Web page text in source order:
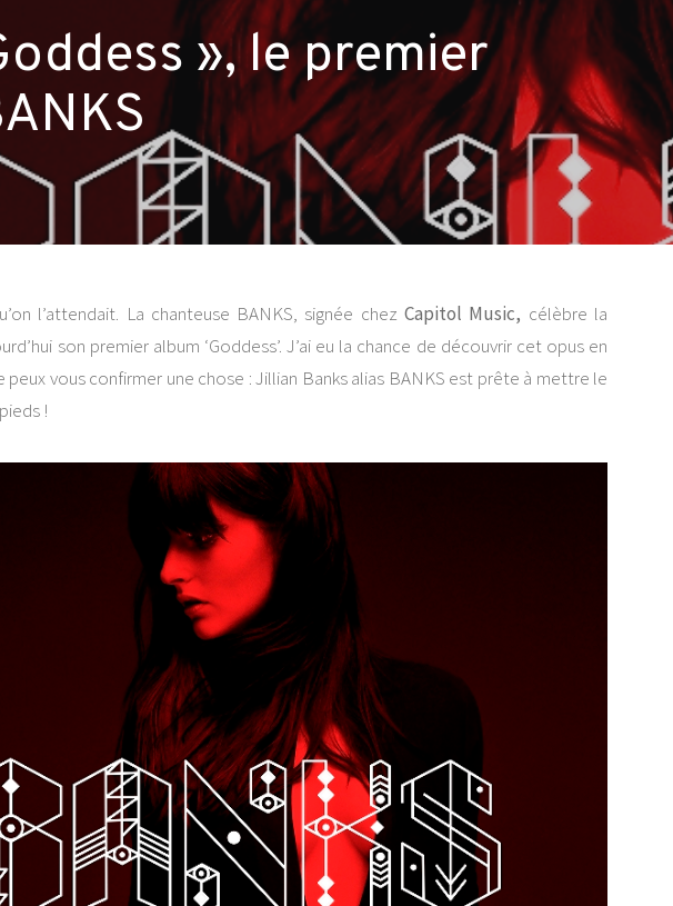
», le premier
l’attendait. La chanteuse BANKS, signée chezCapitol Music, célèbre la
son premier album ‘Goddess’. J’ai eu la chance de découvrir cet opus en
peux vous confirmer une chose : Jillian Banks alias BANKS est prête à mettre le
!